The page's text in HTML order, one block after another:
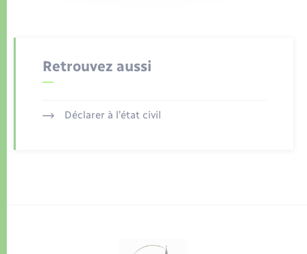
Retrouvez aussi
Déclarer à l’état civil